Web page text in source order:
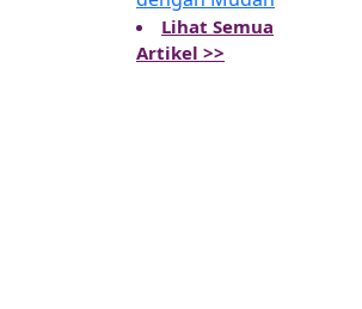
Lihat Semua
Artikel >>